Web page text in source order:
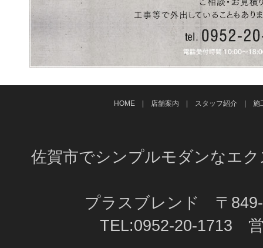
HOME| 店舗案内 スタッフ紹介| 施
佐賀市でシンプルモダンなエ
プラスブレンド 〒849-
TEL:0952-20-1713